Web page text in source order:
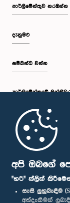
අපි ඔබගේ
"හරි" ක්ලික්
සැසි ලුහුබැඳීම
අත්දැකීමක්
පාර්ලි‌මේන්තුව නරඹන්න
දැනුමට
සම්බන්ධ වන්න
පාර්ලි‌මේන්තුවේ
මුල් පිටුව
පාර්ලිමේන්තු ජංගම